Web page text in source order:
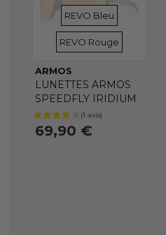
VERRES
REVO Bleu
VERRES
REVO Rouge
ARMOS
LUNETTES ARMOS
SPEEDFLY IRIDIUM
69,90 €